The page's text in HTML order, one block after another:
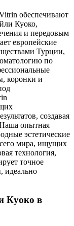
обеспечивают
Куоко,
и передовым
европейские
Турции,
по
коронки и
создавая
опытная
эстетические
мира, ищущих
технология,
точное
идеально
Куоко в